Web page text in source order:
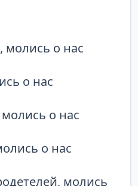
молись о нас
о нас
о нас
о нас
молись